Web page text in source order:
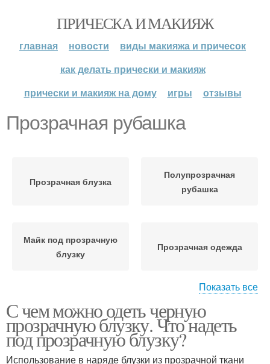
ПРИЧЕСКА И МАКИЯЖ
главная новости
виды макияжа и причесок
как делать прически и макияж
прически и макияж на дому
игры отзывы
Прозрачная рубашка
Прозрачная блузка
Полупрозрачная
рубашка
Майк под прозрачную
блузку
Прозрачная одежда
Прозрачная блуза Прозрачная юбка
Показать все
С чем можно одеть черную
прозрачную блузку. Что надеть
под прозрачную блузку?
Использование в наряде блузки из прозрачной ткани